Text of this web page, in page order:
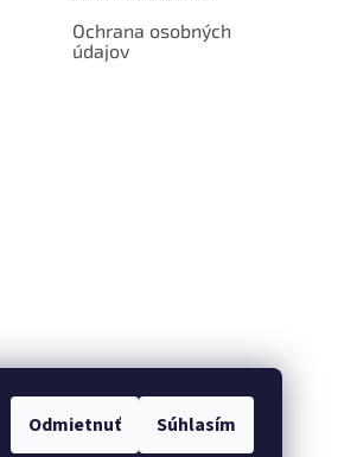
Odmietnuť Súhlasím
Ochrana osobných
údajov